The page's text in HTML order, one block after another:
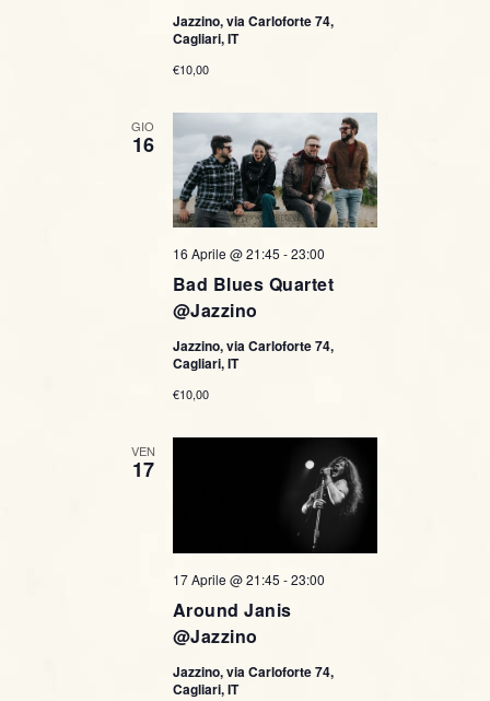
Jazzino, via Carloforte 74,
Cagliari, IT
€10,00
GIO
16
Bad Blues Quartet
@Jazzino
16 Aprile @ 21:45 -23:00
Jazzino, via Carloforte 74,
Cagliari, IT
€10,00
VEN
17
Around Janis
@Jazzino
17 Aprile @ 21:45 -23:00
Jazzino, via Carloforte 74,
Cagliari, IT